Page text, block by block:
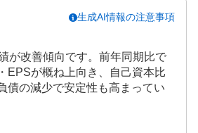
生成AI情報の注意事項
が改善傾向です。前年同期比で
EPSが概ね上向き、自己資本比
債の減少で安定性も高まってい